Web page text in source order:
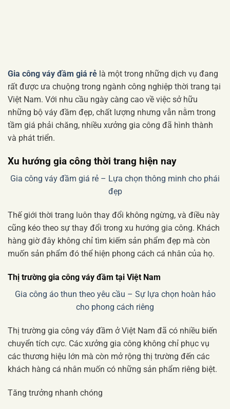
Gia công váy đầm giá rẻ là một trong những dịch vụ đang
rất được ưa chuộng trong ngành công nghiệp thời trang tại
Việt Nam. Với nhu cầu ngày càng cao về việc sở hữu
những bộ váy đầm đẹp, chất lượng nhưng vẫn nằm trong
tầm giá phải chăng, nhiều xưởng gia công đã hình thành
và phát triển.
Xu hướng gia công thời trang hiện nay
Gia công váy đầm giá rẻ – Lựa chọn thông minh cho phái
đẹp
Thế giới thời trang luôn thay đổi không ngừng, và điều này
cũng kéo theo sự thay đổi trong xu hướng gia công. Khách
hàng giờ đây không chỉ tìm kiếm sản phẩm đẹp mà còn
muốn sản phẩm đó thể hiện phong cách cá nhân của họ.
Thị trường gia công váy đầm tại Việt Nam
Gia công áo thun theo yêu cầu – Sự lựa chọn hoàn hảo
cho phong cách riêng
Thị trường gia công váy đầm ở Việt Nam đã có nhiều biến
chuyển tích cực. Các xưởng gia công không chỉ phục vụ
các thương hiệu lớn mà còn mở rộng thị trường đến các
khách hàng cá nhân muốn có những sản phẩm riêng biệt.
Tăng trưởng nhanh chóng